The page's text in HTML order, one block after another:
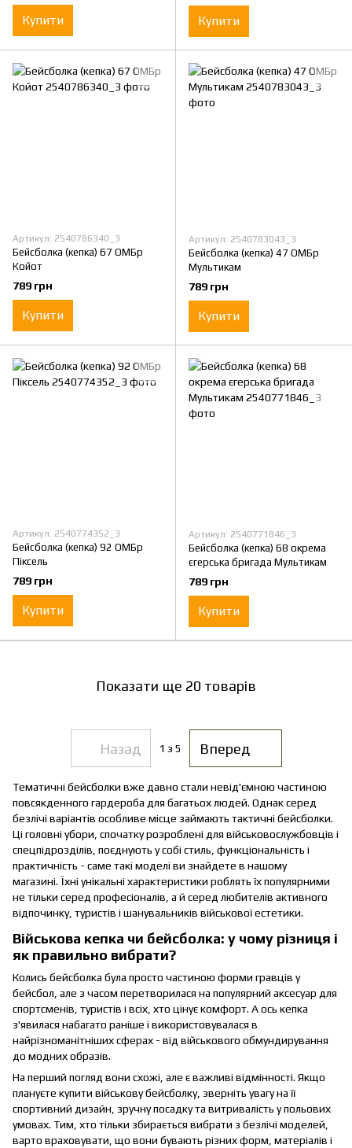
Тематичні бейсболки вже давно стали невід'ємною частиною
повсякденного гардероба для багатьох людей. Однак серед
безлічі варіантів особливе місце займають тактичні бейсболки.
Ці головні убори, спочатку розроблені для військовослужбовців і
спецпідрозділів, поєднують у собі стиль, функціональність і
практичність - саме такі моделі ви знайдете в нашому
магазині. Їхні унікальні характеристики роблять їх популярними
не тільки серед професіоналів, а й серед любителів активного
відпочинку, туристів і шанувальників військової естетики.
Військова кепка чи бейсболка: у чому різниця і
як правильно вибрати?
Колись бейсболка була просто частиною форми гравців у
бейсбол, але з часом перетворилася на популярний аксесуар для
спортсменів, туристів і всіх, хто цінує комфорт. А ось кепка
з'явилася набагато раніше і використовувалася в
найрізноманітніших сферах - від військового обмундирування
до модних образів.
На перший погляд вони схожі, але є важливі відмінності. Якщо
плануєте купити військову бейсболку, зверніть увагу на її
спортивний дизайн, зручну посадку та витривалість у польових
умовах. Тим, хто тільки збирається вибрати з безлічі моделей,
варто враховувати, що вони бувають різних форм, матеріалів і
Купити Купити
Артикул: 2540786340_3
Бейсболка (кепка) 67 ОМБр
Койот
789 грн
Купити
Артикул: 2540783043_3
Бейсболка (кепка) 47 ОМБр
Мультикам
789 грн
Купити
Артикул: 2540774352_3
Бейсболка (кепка) 92 ОМБр
Піксель
789 грн
Купити
Артикул: 2540771846_3
Бейсболка (кепка) 68 окрема
єгерська бригада Мультикам
789 грн
Купити
Показати ще 20 товарів
Назад 1 з 5 Вперед